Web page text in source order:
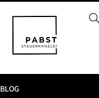
BLOG